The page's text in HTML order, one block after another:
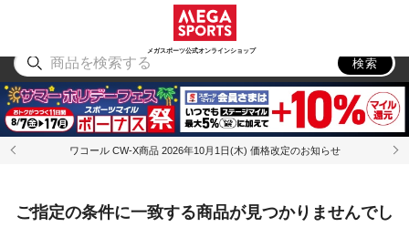
メガスポーツ公式オンラインショップ
アウトドア
検索
ワコール CW-X商品 2026年10月1日(木) 価格改定のお知らせ
ご指定の条件に一致する商品が見つかりませんでし